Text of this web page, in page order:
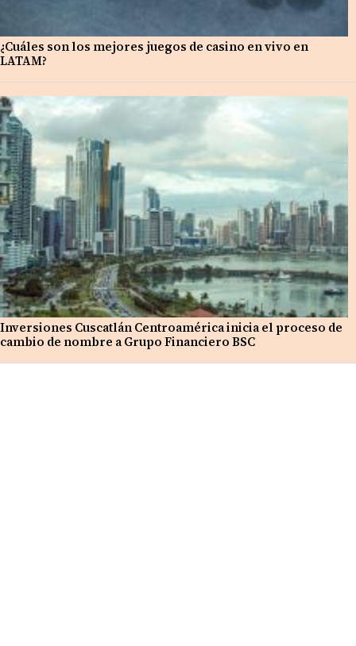
¿Cuáles son los mejores juegos de casino en vivo en
LATAM?
Inversiones Cuscatlán Centroamérica inicia el proceso de
cambio de nombre a Grupo Financiero BSC